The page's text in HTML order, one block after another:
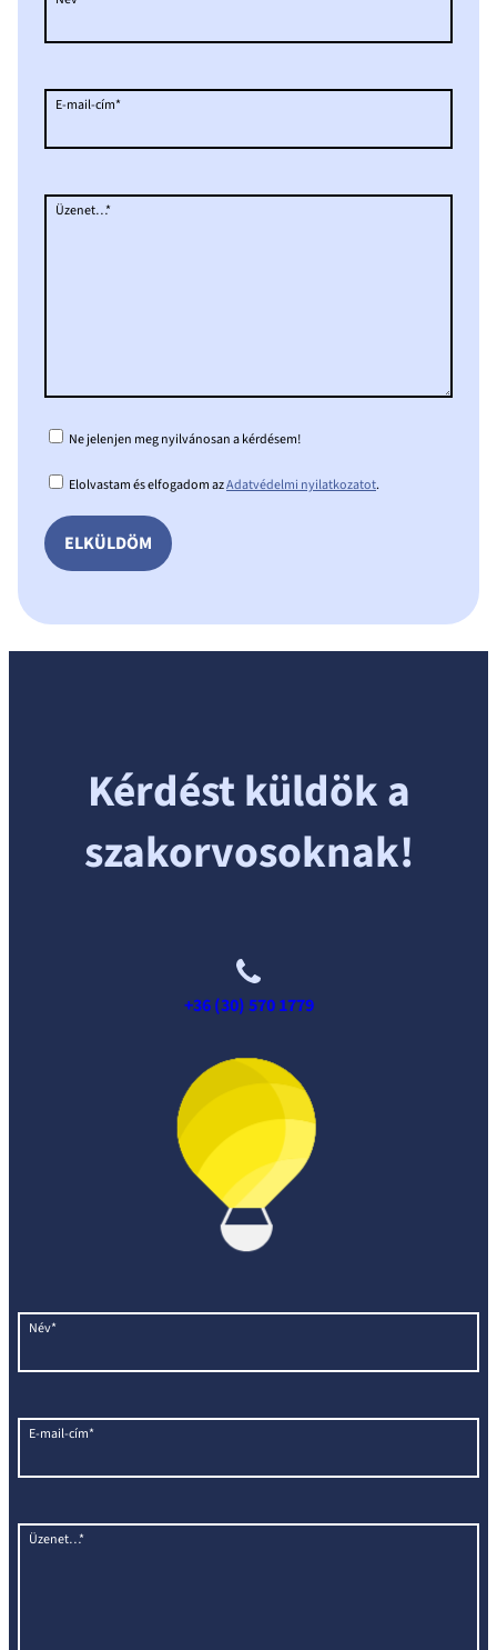
E-mail-cím*
Üzenet…*
Ne jelenjen meg nyilvánosan a kérdésem!
Elolvastam és elfogadom azAdatvédelmi nyilatkozatot.
Kérdést küldök a
szakorvosoknak!
+36 (30) 570 1779
Név*
E-mail-cím*
Üzenet…*